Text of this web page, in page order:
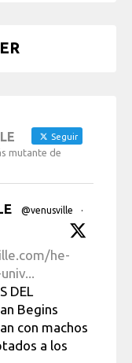
Seguir
mutante de
@venusville
·
he-
DEL
Begins
con machos
a los